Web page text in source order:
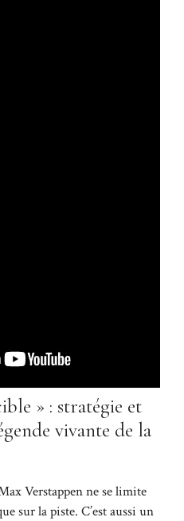
» : stratégie et
vivante de la
Verstappen ne se limite
sur la piste. C’est aussi un